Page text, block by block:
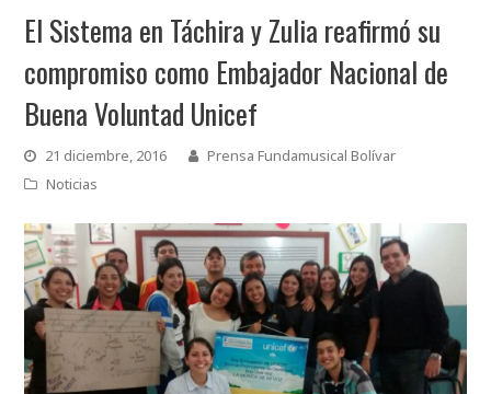
El Sistema en Táchira y Zulia reafirmó su
compromiso como Embajador Nacional de
Buena Voluntad Unicef
21 diciembre, 2016
Prensa Fundamusical Bolívar
Noticias